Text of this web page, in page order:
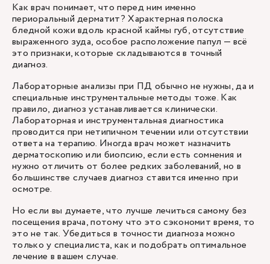
Как врач понимает, что перед ним именно
периоральный дерматит? Характерная полоска
бледной кожи вдоль красной каймы губ, отсутствие
выраженного зуда, особое расположение папул — всё
это признаки, которые складываются в точный
диагноз.
Лабораторные анализы при ПД обычно не нужны, да и
специальные инструментальные методы тоже. Как
правило, диагноз устанавливается клинически.
Лабораторная и инструментальная диагностика
проводится при нетипичном течении или отсутствии
ответа на терапию. Иногда врач может назначить
дерматоскопию или биопсию, если есть сомнения и
нужно отличить от более редких заболеваний, но в
большинстве случаев диагноз ставится именно при
осмотре.
Но если вы думаете, что лучше лечиться самому без
посещения врача, потому что это сэкономит время, то
это не так. Убедиться в точности диагноза можно
только у специалиста, как и подобрать оптимальное
лечение в вашем случае.